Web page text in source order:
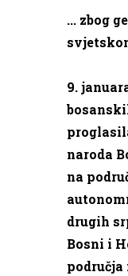
... zbog
9.
naroda
na
drugih
Bosni i